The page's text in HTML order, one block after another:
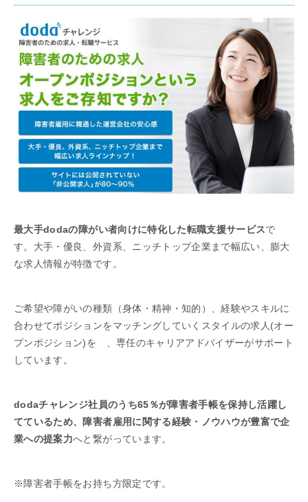
最大手dodaの障がい者向けに特化した転職支援サービスで
す。大手・優良、外資系、ニッチトップ企業まで幅広い、膨大
な求人情報が特徴です。
ご希望や障がいの種類（身体・精神・知的）、経験やスキルに
合わせてポジションをマッチングしていくスタイルの求人(オー
プンポジション)を 、専任のキャリアアドバイザーがサポート
しています。
dodaチャレンジ社員のうち65％が障害者手帳を保持し活躍し
てているため、障害者雇用に関する経験・ノウハウが豊富で企
業への提案力へと繋がっています。
※障害者手帳をお持ち方限定です。